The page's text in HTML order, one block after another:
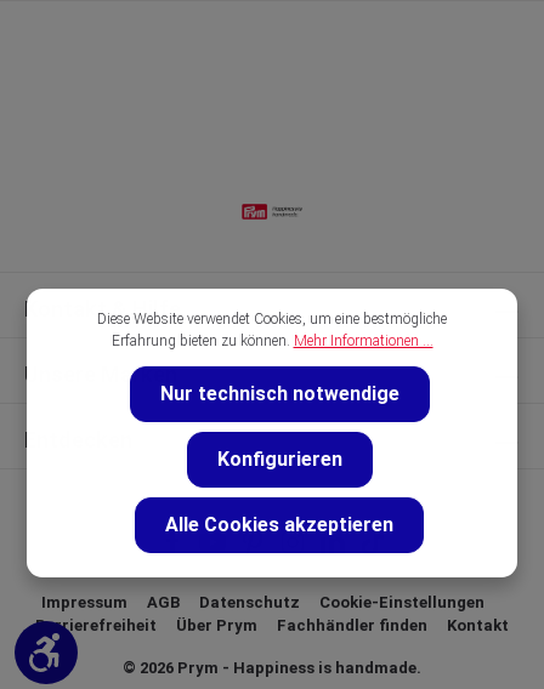
Kontakt & Hilfe
Unsere Marken
Entdecken
© 2026 Prym - Happiness is handmade.
Impressum AGB Datenschutz
Cookie-Einstellungen
Barrierefreiheit
Über Prym Fachhändler finden Kontakt
Werkzeugleiste anzeigen
Diese Website verwendet Cookies, um eine bestmögliche
Erfahrung bieten zu können. Mehr Informationen ...
Nur technisch notwendige
Konfigurieren
Alle Cookies akzeptieren